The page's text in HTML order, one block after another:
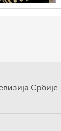
Србије